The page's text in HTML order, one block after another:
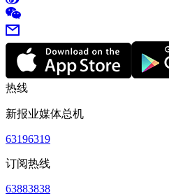
热线
新报业媒体总机
63196319
订阅热线
63883838